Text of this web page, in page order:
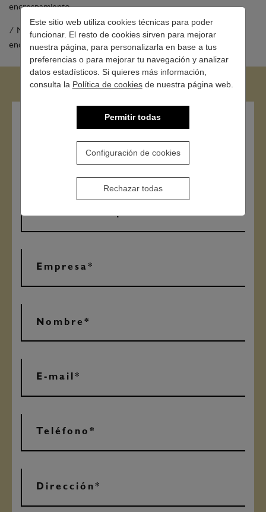
Este sitio web utiliza cookies técnicas para poder
funcionar. El resto de cookies sirven para mejorar
nuestra página, para personalizarla en base a tus
preferencias o para mejorar tu navegación y analizar
datos estadísticos. Si quieres más información,
consulta la Política de cookiesde nuestra página web.
Permitir todas
Configuración de cookies
Rechazar todas
encrespamiento.
/ Muy recomendable para cabellos ondulados, rizados o
encrespados.
Contacto